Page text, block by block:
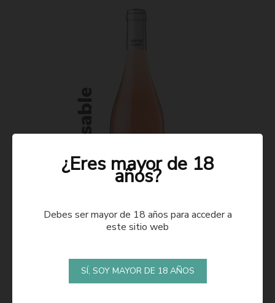
¿Eres mayor de 18
años?
Debes ser mayor de 18 años para acceder a
este sitio web
SÍ, SOY MAYOR DE 18 AÑOS